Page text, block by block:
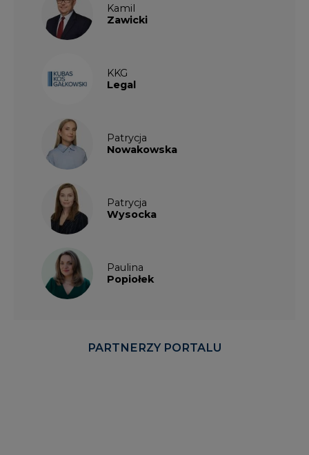
Kamil
Zawicki
KKG
Legal
Patrycja
Nowakowska
Patrycja
Wysocka
Paulina
Popiołek
PARTNERZY PORTALU